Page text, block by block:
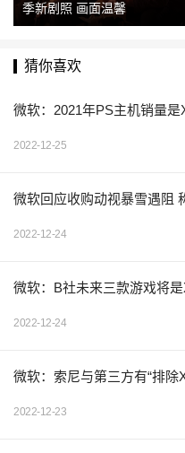
季新剧照 画面温馨
猜你喜欢
微软：2021年PS主机销量是
2022-12-25
微软回应收购动视暴雪遇阻
2022-12-24
微软：B社未来三款游戏将
2022-12-24
微软：索尼与第三方有“排除
2022-12-23